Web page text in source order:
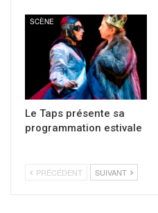
SCÈNE
Le Taps présente sa
programmation estivale
PRÉCÉDENT SUIVANT